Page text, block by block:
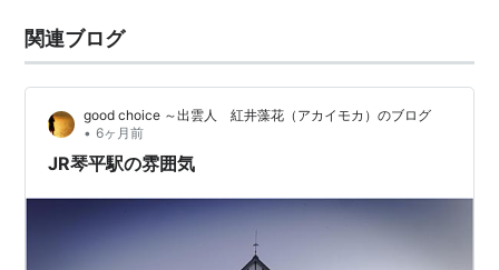
関連ブログ
good choice ～出雲人 紅井藻花（アカイモカ）のブログ
• 6ヶ月前
JR琴平駅の雰囲気